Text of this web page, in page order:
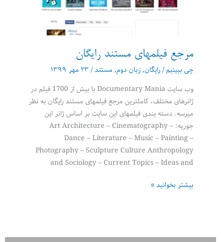
مرجع فیلمهای مستند رایگان
چی ببینیم/رایگان,زبان دوم, مستند/ ۲۳ مهر ۱۳۹۹
وب سایت Documentary Mania با بیش از 1700 فیلم در
ژانرهای مختلف، کاملترین مرجع فیلمهای مستند رایگان به نظر
میرسه. دسته بندی فیلمهای این سایت بر اساس ژانر این
جوریه: Art Architecture – Cinematography –
Dance – Literature – Music – Painting –
Photography – Sculpture Culture Anthropology
and Sociology – Current Topics – Ideas and
مرجع
بیشتر بخوانید »